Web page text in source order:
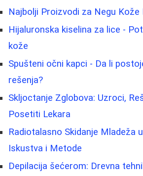
Najbolji Proizvodi za Negu
Hijaluronska kiselina za lice -
kože
Spušteni očni kapci - Da li
rešenja?
Skljoctanje Zglobova: Uzroci,
Posetiti Lekara
Radiotalasno Skidanje Mladeža
Iskustva i Metode
Depilacija šećerom: Drevna